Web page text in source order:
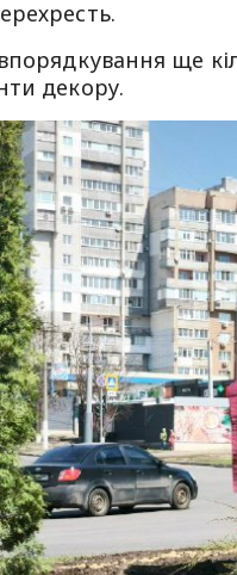
ще
декору.